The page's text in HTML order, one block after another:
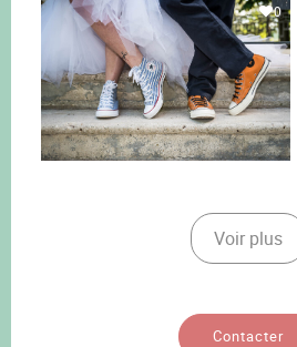
0
Voir plus
Contacter